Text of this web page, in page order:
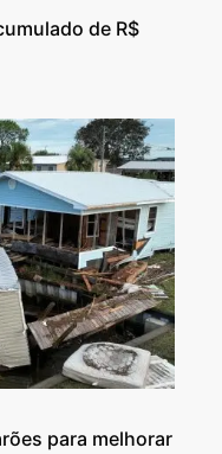
de R$
para melhorar